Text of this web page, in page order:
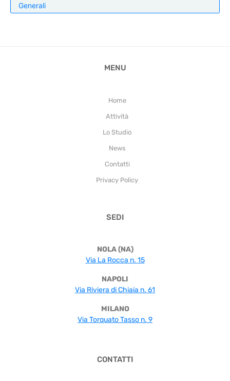
Generali
MENU
Home
Attività
Lo Studio
News
Contatti
Privacy Policy
SEDI
NOLA (NA)
Via La Rocca n. 15
NAPOLI
Via Riviera di Chiaia n. 61
MILANO
Via Torquato Tasso n. 9
CONTATTI